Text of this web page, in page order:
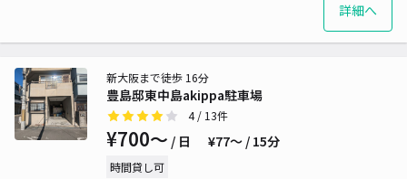
詳細へ
豊島邸東中島akippa駐車場
新大阪まで徒歩 16分
4/ 13件
¥700〜 / 日 ¥77〜 / 15分
時間貸し可